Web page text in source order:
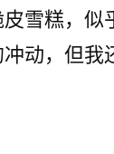
雪糕，似
动，但我